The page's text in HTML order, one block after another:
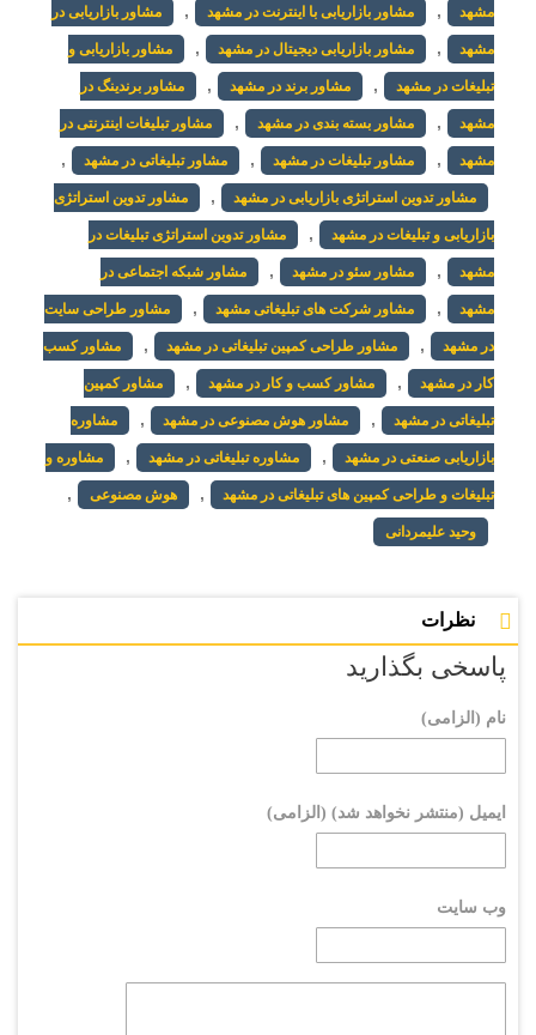
مشهد , مشاور بازاریابی با اینترنت در مشهد , مشاور بازاریابی در
مشهد , مشاور بازاریابی دیجیتال در مشهد , مشاور بازاریابی و
تبلیغات در مشهد , مشاور برند در مشهد , مشاور برندینگ در
مشهد , مشاور بسته بندی در مشهد , مشاور تبلیغات اینترنتی در
مشهد , مشاور تبلیغات در مشهد , مشاور تبلیغاتی در مشهد ,
مشاور تدوین استراتژی بازاریابی در مشهد , مشاور تدوین استراتژی
بازاریابی و تبلیغات در مشهد , مشاور تدوین استراتژی تبلیغات در
مشهد , مشاور سئو در مشهد , مشاور شبکه اجتماعی در
مشهد , مشاور شرکت های تبلیغاتی مشهد , مشاور طراحی سایت
در مشهد , مشاور طراحی کمپین تبلیغاتی در مشهد , مشاور کسب
کار در مشهد , مشاور کسب و کار در مشهد , مشاور کمپین
تبلیغاتی در مشهد , مشاور هوش مصنوعی در مشهد , مشاوره
بازاریابی صنعتی در مشهد , مشاوره تبلیغاتی در مشهد , مشاوره و
تبلیغات و طراحی کمپین های تبلیغاتی در مشهد , هوش مصنوعی ,
وحید علیمردانی
نظرات
پاسخی بگذارید
نام (الزامی)
ایمیل (منتشر نخواهد شد) (الزامی)
وب سایت